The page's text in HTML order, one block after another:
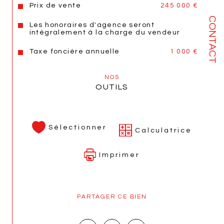
CONTACT
www.georisques.gouv.fr
Annonce proposée par un agent commercial
exposé sont disponibles sur le site
Prix de vente 245 000 €
Les honoraires d'agence seront
intégralement à la charge du vendeur
Taxe foncière annuelle 1 000 €
NOS
OUTILS
Sélectionner Calculatrice
Imprimer
PARTAGER CE BIEN